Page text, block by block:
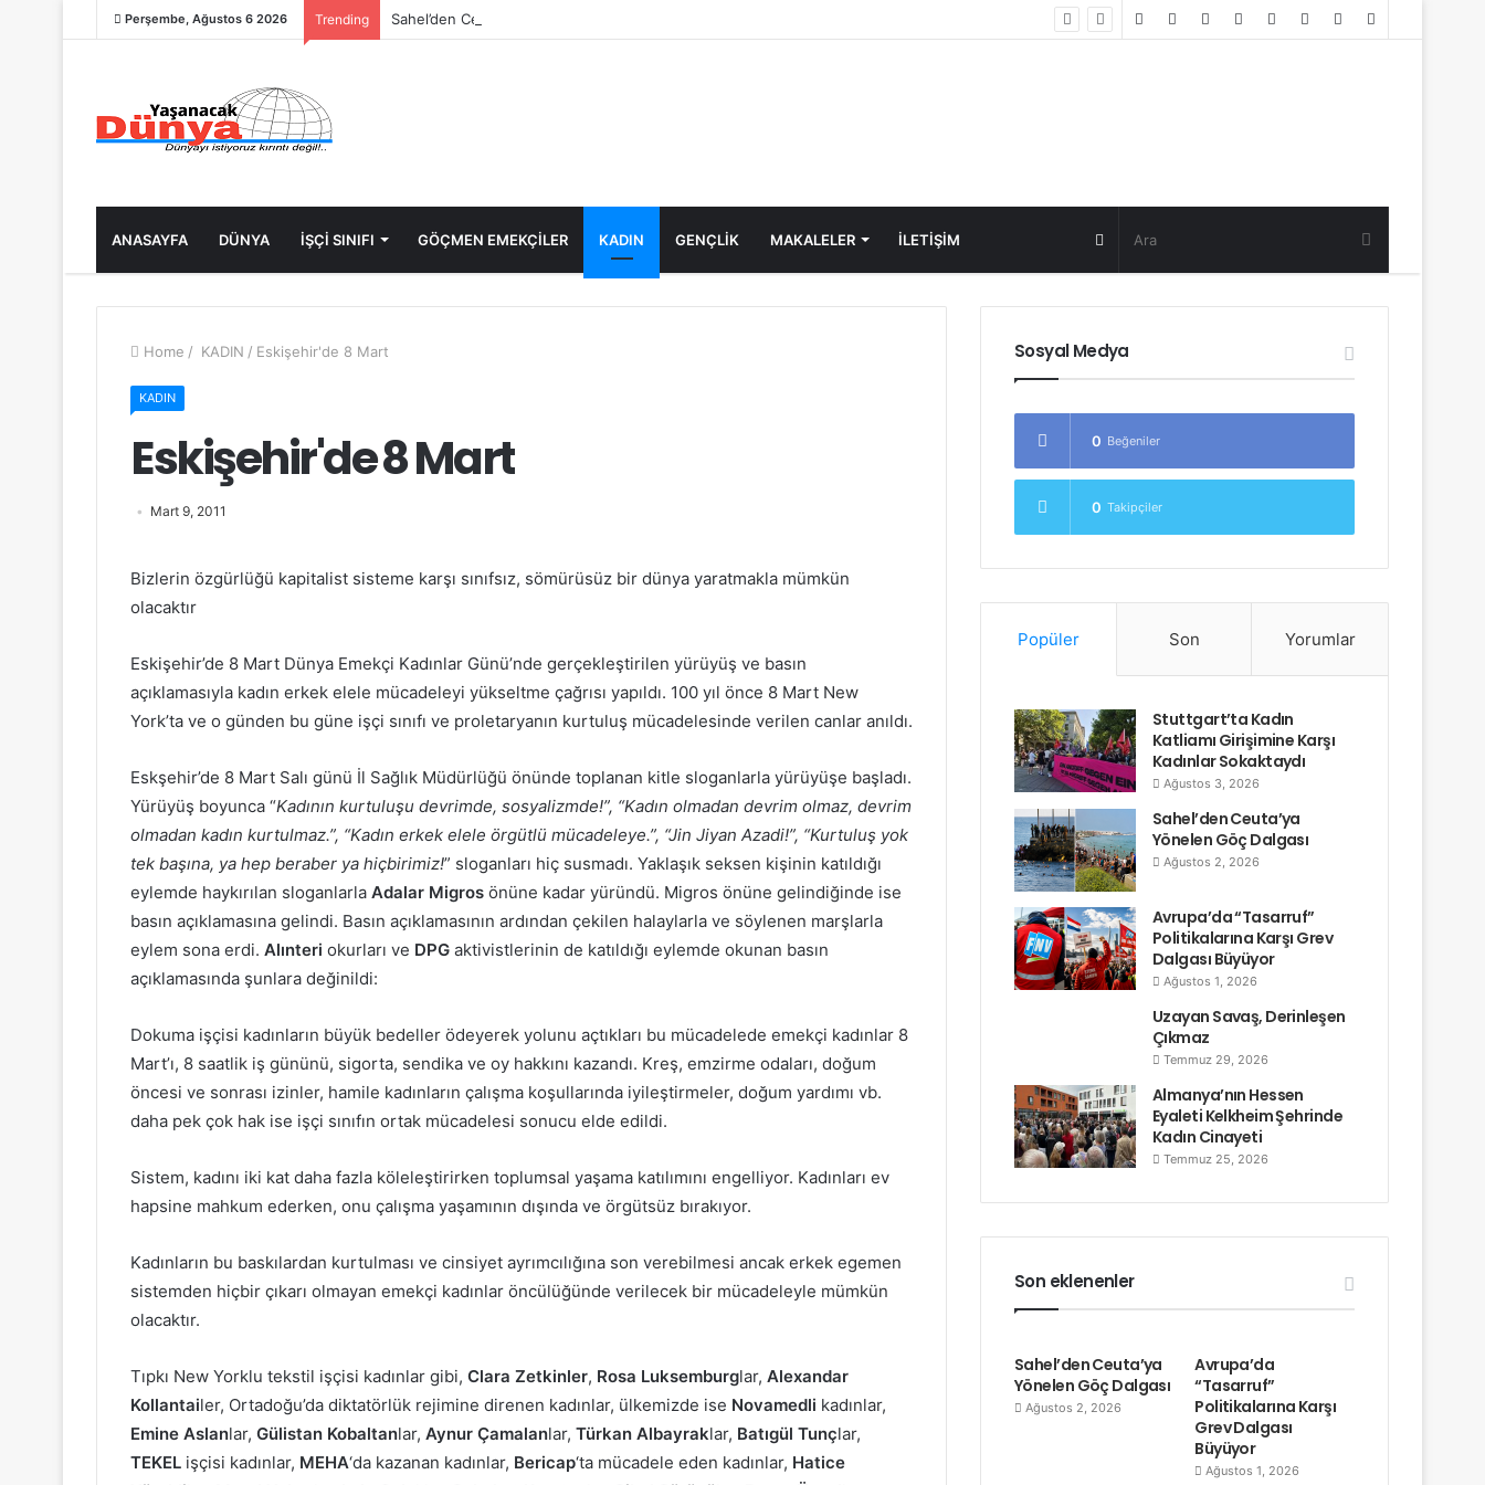
Perşembe, Ağustos 6 2026 Trending Sahel’den Ceuta’ya Yönelen Göç Dalgası Random
ANASAYFA DÜNYA İŞÇİ SINIFI GÖÇMEN EMEKÇİLER KADIN GENÇLİK MAKALELER ILETIŞIM Random
Post
Home / KADIN / Eskişehir'de 8 Mart
KADIN
Eskişehir'de 8 Mart
Mart 9, 2011
Bizlerin özgürlüğü kapitalist sisteme karşı sınıfsız, sömürüsüz bir dünya yaratmakla mümkün
olacaktır
Eskişehir’de 8 Mart Dünya Emekçi Kadınlar Günü’nde gerçekleştirilen yürüyüş ve basın
açıklamasıyla kadın erkek elele mücadeleyi yükseltme çağrısı yapıldı. 100 yıl önce 8 Mart New
York’ta ve o günden bu güne işçi sınıfı ve proletaryanın kurtuluş mücadelesinde verilen canlar anıldı.
Eskşehir’de 8 Mart Salı günü İl Sağlık Müdürlüğü önünde toplanan kitle sloganlarla yürüyüşe başladı.
Yürüyüş boyunca “Kadının kurtuluşu devrimde, sosyalizmde!”, “Kadın olmadan devrim olmaz, devrim
olmadan kadın kurtulmaz.”, “Kadın erkek elele örgütlü mücadeleye.”, “Jin Jiyan Azadi!”, “Kurtuluş yok
tek başına, ya hep beraber ya hiçbirimiz!” sloganları hiç susmadı. Yaklaşık seksen kişinin katıldığı
eylemde haykırılan sloganlarla Adalar Migros önüne kadar yüründü. Migros önüne gelindiğinde ise
basın açıklamasına gelindi. Basın açıklamasının ardından çekilen halaylarla ve söylenen marşlarla
eylem sona erdi. Alınteri okurları ve DPG aktivistlerinin de katıldığı eylemde okunan basın
açıklamasında şunlara değinildi:
Dokuma işçisi kadınların büyük bedeller ödeyerek yolunu açtıkları bu mücadelede emekçi kadınlar 8
Mart’ı, 8 saatlik iş gününü, sigorta, sendika ve oy hakkını kazandı. Kreş, emzirme odaları, doğum
öncesi ve sonrası izinler, hamile kadınların çalışma koşullarında iyileştirmeler, doğum yardımı vb.
daha pek çok hak ise işçi sınıfın ortak mücadelesi sonucu elde edildi.
Sistem, kadını iki kat daha fazla köleleştirirken toplumsal yaşama katılımını engelliyor. Kadınları ev
hapsine mahkum ederken, onu çalışma yaşamının dışında ve örgütsüz bırakıyor.
Kadınların bu baskılardan kurtulması ve cinsiyet ayrımcılığına son verebilmesi ancak erkek egemen
sistemden hiçbir çıkarı olmayan emekçi kadınlar öncülüğünde verilecek bir mücadeleyle mümkün
olacaktır.
Tıpkı New Yorklu tekstil işçisi kadınlar gibi, Clara Zetkinler, Rosa Luksemburglar, Alexandar
Kollantailer, Ortadoğu’da diktatörlük rejimine direnen kadınlar, ülkemizde ise Novamedli kadınlar,
Emine Aslanlar, Gülistan Kobaltanlar, Aynur Çamalanlar, Türkan Albayraklar, Batıgül Tunçlar,
TEKEL işçisi kadınlar, MEHA‘da kazanan kadınlar, Bericap‘ta mücadele eden kadınlar, Hatice
Sosyal Medya
0 Beğeniler
0 Takipçiler
Popüler Son Yorumlar
Stuttgart’ta Kadın
Katliamı Girişimine Karşı
Kadınlar Sokaktaydı
Ağustos 3, 2026
Sahel’den Ceuta’ya
Yönelen Göç Dalgası
Ağustos 2, 2026
Avrupa’da “Tasarruf”
Politikalarına Karşı Grev
Dalgası Büyüyor
Ağustos 1, 2026
Uzayan Savaş, Derinleşen
Çıkmaz
Temmuz 29, 2026
Almanya’nın Hessen
Eyaleti Kelkheim Şehrinde
Kadın Cinayeti
Temmuz 25, 2026
Son eklenenler
Sahel’den Ceuta’ya
Yönelen Göç Dalgası
Ağustos 2, 2026
Avrupa’da
“Tasarruf”
Politikalarına Karşı
Grev Dalgası
Büyüyor
Ağustos 1, 2026